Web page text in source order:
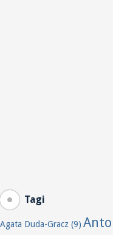
Tagi
Agata Duda-Gracz (9)